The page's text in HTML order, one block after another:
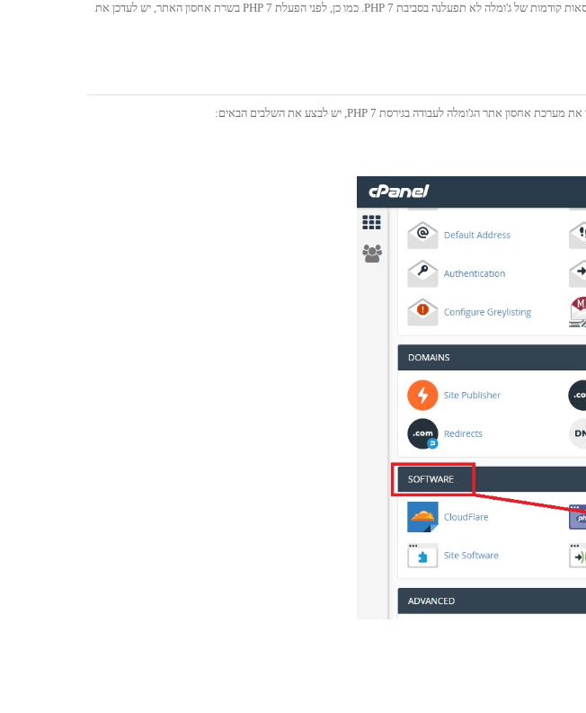
7, הוא בהגדלה משמעותית של מהירות האתר (טעינת דפים וביצוע שאילתות לבסיס הנתונים), עד 50%! חשוב מאד לציין כי גירסאות קודמות של ג'ומלה לא תפעלנה בסביבת PHP 7. כמו כן, לפני הפעלת PHP 7 בשרת אחסון האתר, יש לעדכן את